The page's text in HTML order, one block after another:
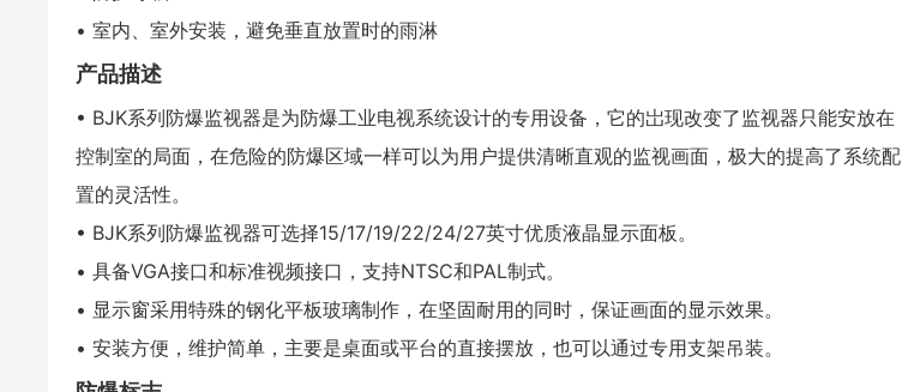
• 室内、室外安装，避免垂直放置时的雨淋
产品描述
• BJK系列防爆监视器是为防爆工业电视系统设计的专用设备，它的岀现改变了监视器只能安放在
控制室的局面，在危险的防爆区域一样可以为用户提供清晰直观的监视画面，极大的提高了系统配
置的灵活性。
• BJK系列防爆监视器可选择15/17/19/22/24/27英寸优质液晶显示面板。
• 具备VGA接口和标准视频接口，支持NTSC和PAL制式。
• 显示窗采用特殊的钢化平板玻璃制作，在坚固耐用的同时，保证画面的显示效果。
• 安装方便，维护简单，主要是桌面或平台的直接摆放，也可以通过专用支架吊装。